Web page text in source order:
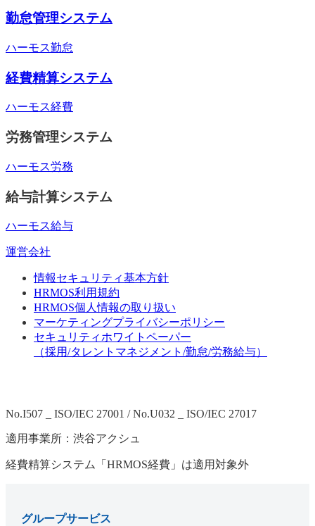
勤怠管理システム
ハーモス勤怠
経費精算システム
ハーモス経費
労務管理システム
ハーモス労務
給与計算システム
ハーモス給与
運営会社
情報セキュリティ基本方針
HRMOS利用規約
HRMOS個人情報の取り扱い
マーケティングプライバシーポリシー
セキュリティホワイトペーパー
（採用/タレントマネジメント/勤怠/労務給与）
No.I507 _ ISO/IEC 27001 / No.U032 _ ISO/IEC 27017
適用事業所：渋谷アクシュ
経費精算システム「HRMOS経費」は適用対象外
グループサービス